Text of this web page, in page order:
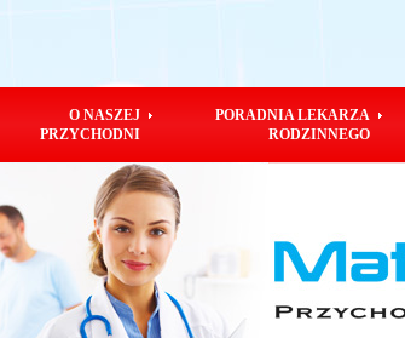
O NASZEJ
PRZYCHODNI
PORADNIA LEKARZA
RODZINNEGO